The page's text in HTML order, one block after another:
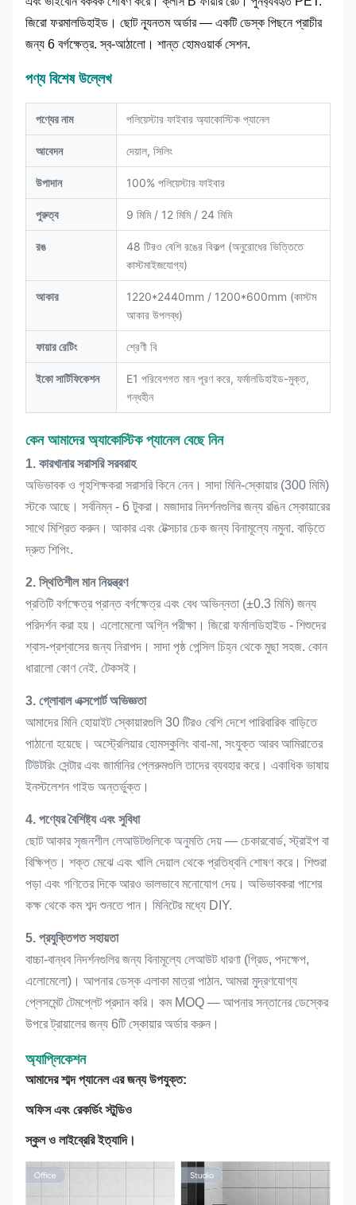
জিরো ফরমালডিহাইড। ছোট ন্যূনতম অর্ডার — একটি ডেস্ক পিছনে প্রাচীর
জন্য 6 বর্গক্ষেত্র. স্ব-আঠালো। শান্ত হোমওয়ার্ক সেশন.
পণ্য বিশেষ উল্লেখ
পণ্যের নাম পলিয়েস্টার ফাইবার অ্যাকোস্টিক প্যানেল
আবেদন দেয়াল, সিলিং
উপাদান 100% পলিয়েস্টার ফাইবার
পুরুত্ব 9 মিমি / 12 মিমি / 24 মিমি
রঙ
48 টিরও বেশি রঙের বিকল্প (অনুরোধের ভিত্তিতে
কাস্টমাইজযোগ্য)
আকার
1220*2440mm / 1200*600mm (কাস্টম
আকার উপলব্ধ)
ফায়ার রেটিং শ্রেণী বি
ইকো সার্টিফিকেশন
E1 পরিবেশগত মান পূরণ করে, ফর্মালডিহাইড-মুক্ত,
গন্ধহীন
কেন আমাদের অ্যাকোস্টিক প্যানেল বেছে নিন
1. কারখানার সরাসরি সরবরাহ
অভিভাবক ও গৃহশিক্ষকরা সরাসরি কিনে নেন। সাদা মিনি-স্কোয়ার (300 মিমি)
স্টকে আছে। সর্বনিম্ন - 6 টুকরা। মজাদার নিদর্শনগুলির জন্য রঙিন স্কোয়ারের
সাথে মিশ্রিত করুন। আকার এবং টেক্সচার চেক জন্য বিনামূল্যে নমুনা. বাড়িতে
দ্রুত শিপিং.
2. স্থিতিশীল মান নিয়ন্ত্রণ
প্রতিটি বর্গক্ষেত্র প্রান্ত বর্গক্ষেত্র এবং বেধ অভিন্নতা (±0.3 মিমি) জন্য
পরিদর্শন করা হয়। এলোমেলো অগ্নি পরীক্ষা। জিরো ফর্মালডিহাইড - শিশুদের
শ্বাস-প্রশ্বাসের জন্য নিরাপদ। সাদা পৃষ্ঠ পেন্সিল চিহ্ন থেকে মুছা সহজ. কোন
ধারালো কোণ নেই. টেকসই।
3. গ্লোবাল এক্সপোর্ট অভিজ্ঞতা
আমাদের মিনি হোয়াইট স্কোয়ারগুলি 30 টিরও বেশি দেশে পারিবারিক বাড়িতে
পাঠানো হয়েছে। অস্ট্রেলিয়ার হোমস্কুলিং বাবা-মা, সংযুক্ত আরব আমিরাতের
টিউটরিং সেন্টার এবং জার্মানির প্লেরুমগুলি তাদের ব্যবহার করে। একাধিক ভাষায়
ইনস্টলেশন গাইড অন্তর্ভুক্ত।
4. পণ্যের বৈশিষ্ট্য এবং সুবিধা
ছোট আকার সৃজনশীল লেআউটগুলিকে অনুমতি দেয় — চেকারবোর্ড, স্ট্রাইপ বা
বিক্ষিপ্ত। শক্ত মেঝে এবং খালি দেয়াল থেকে প্রতিধ্বনি শোষণ করে। শিশুরা
পড়া এবং গণিতের দিকে আরও ভালভাবে মনোযোগ দেয়। অভিভাবকরা পাশের
কক্ষ থেকে কম শব্দ শুনতে পান। মিনিটের মধ্যে DIY.
5. প্রযুক্তিগত সহায়তা
বাচ্চা-বান্ধব নিদর্শনগুলির জন্য বিনামূল্যে লেআউট ধারণা (গ্রিড, পদক্ষেপ,
এলোমেলো)। আপনার ডেস্ক এলাকা মাত্রা পাঠান. আমরা মুদ্রণযোগ্য
প্লেসমেন্ট টেমপ্লেট প্রদান করি। কম MOQ — আপনার সন্তানের ডেস্কের
উপরে ট্রায়ালের জন্য 6টি স্কোয়ার অর্ডার করুন।
অ্যাপ্লিকেশন
আমাদের শাব্দ প্যানেল এর জন্য উপযুক্ত:
অফিস এবং রেকর্ডিং স্টুডিও
স্কুল ও লাইব্রেরি ইত্যাদি।